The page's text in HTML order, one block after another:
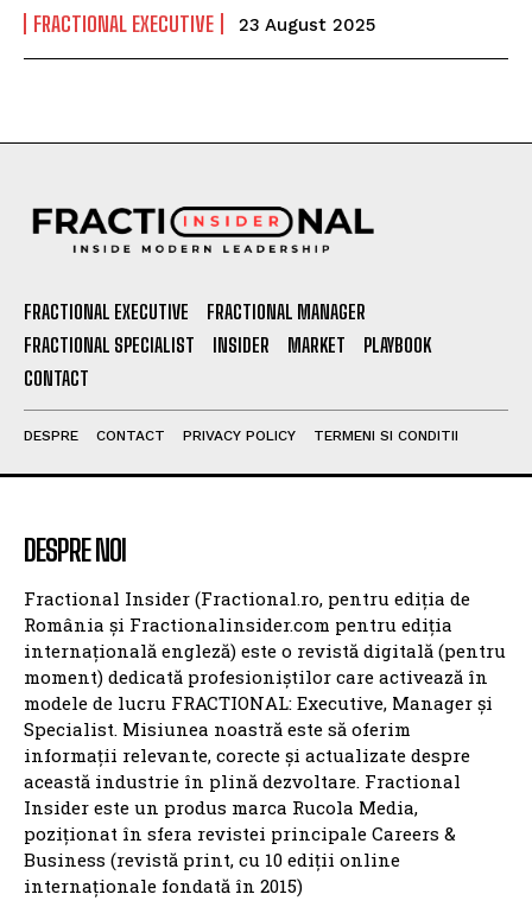
FRACTIONAL EXECUTIVE 23 August 2025
FRACTIONAL EXECUTIVE
FRACTIONAL MANAGER
FRACTIONAL SPECIALIST
INSIDER MARKET
PLAYBOOK
CONTACT
DESPRE CONTACT PRIVACY POLICY TERMENI SI CONDITII
DESPRE NOI
Fractional Insider (Fractional.ro, pentru ediția de
România și Fractionalinsider.com pentru ediția
internațională engleză) este o revistă digitală (pentru
moment) dedicată profesioniștilor care activează în
modele de lucru FRACTIONAL: Executive, Manager și
Specialist. Misiunea noastră este să oferim
informații relevante, corecte și actualizate despre
această industrie în plină dezvoltare. Fractional
Insider este un produs marca Rucola Media,
poziționat în sfera revistei principale Careers &
Business (revistă print, cu 10 ediții online
internaționale fondată în 2015)